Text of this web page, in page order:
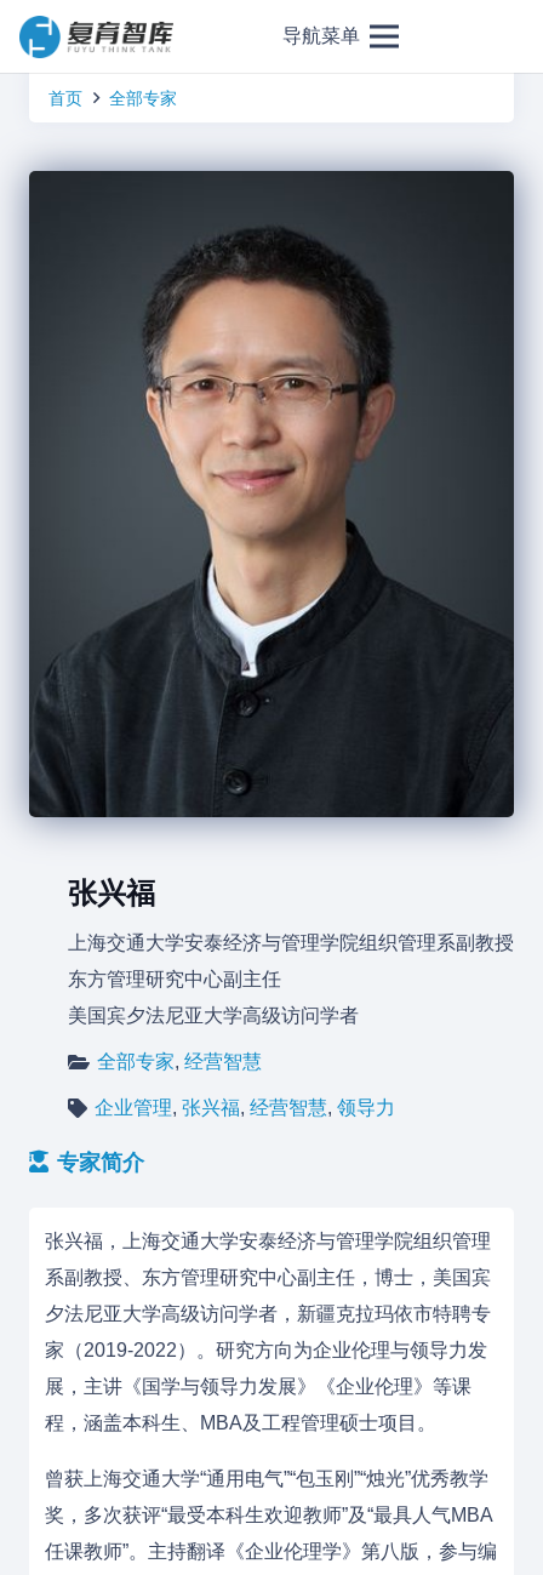
导航菜单
首页 全部专家
张兴福
上海交通大学安泰经济与管理学院组织管理系副教授
东方管理研究中心副主任
美国宾夕法尼亚大学高级访问学者
全部专家,经营智慧
企业管理,张兴福,经营智慧,领导力
专家简介
张兴福，上海交通大学安泰经济与管理学院组织管理
系副教授、东方管理研究中心副主任，博士，美国宾
夕法尼亚大学高级访问学者，新疆克拉玛依市特聘专
家（2019-2022）
。研究方向为企业伦理与领导力发
展，主讲《国学与领导力发展》《企业伦理》等课
程，涵盖本科生、MBA及工程管理硕士项目。
曾获上海交通大学“通用电气”“包玉刚”“烛光”优秀教学
奖，多次获评“最受本科生欢迎教师”及“最具人气MBA
任课教师”。主持翻译《企业伦理学》第八版，参与编